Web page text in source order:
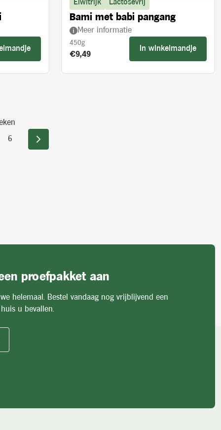
Eiwitrijk Lactosevrij
Bami met babi pangang
Meer informatie
450g
Product prijs:
€9,49
In winkelmandje
6
proefpakket aan
helemaal. Bestel vandaag nog vrijblijvend een
u bevallen.